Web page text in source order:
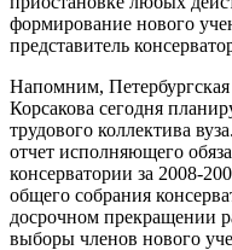
формирование нового
представитель
Напомним,
Корсакова сегодня
трудового коллектива
отчет исполняющего
консерватории за 2008-
общего собрания
досрочном прекращении
выборы членов нового